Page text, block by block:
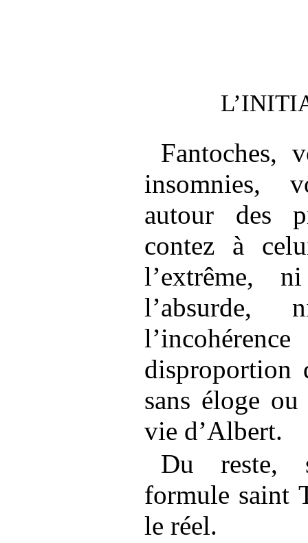
Fantoches,
insomnies,
autour des
contez à
l’extrême,
l’absurde,
disproportion
sans éloge
vie d’Albert.
Du reste,
formule saint
le réel.